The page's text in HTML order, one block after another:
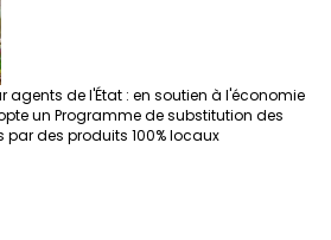
agents de l'État : en soutien à l'économie
un Programme de substitution des
des produits 100% locaux